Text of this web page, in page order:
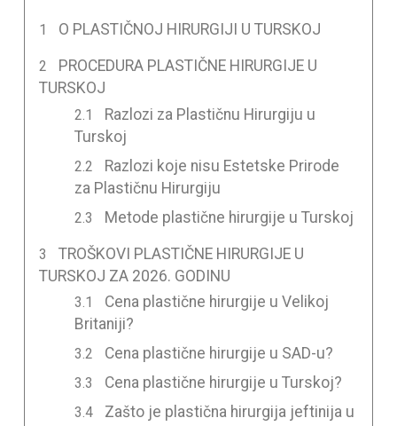
O PLASTIČNOJ HIRURGIJI U TURSKOJ
PROCEDURA PLASTIČNE HIRURGIJE U
TURSKOJ
Razlozi za Plastičnu Hirurgiju u
Turskoj
Razlozi koje nisu Estetske Prirode
za Plastičnu Hirurgiju
Metode plastične hirurgije u Turskoj
TROŠKOVI PLASTIČNE HIRURGIJE U
TURSKOJ ZA 2026. GODINU
Cena plastične hirurgije u Velikoj
Britaniji?
Cena plastične hirurgije u SAD-u?
Cena plastične hirurgije u Turskoj?
Zašto je plastična hirurgija jeftinija u